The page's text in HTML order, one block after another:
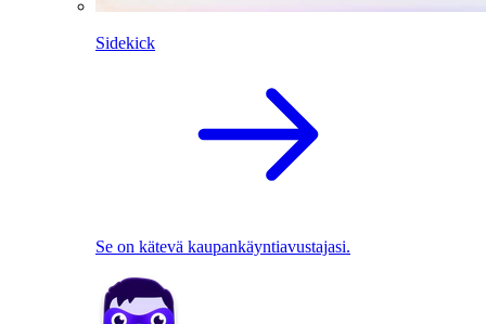
Sidekick
Se on kätevä kaupankäyntiavustajasi.